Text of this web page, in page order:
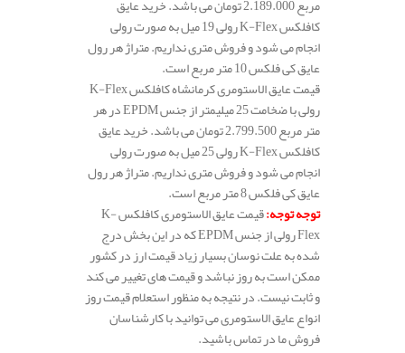
مربع 2.189.000 تومان می باشد. خرید عایق
کافلکس K-Flex رولی 19 میل به صورت رولی
انجام می شود و فروش متری نداریم. متراژ هر رول
عایق کی فلکس 10 متر مربع است.
قیمت عایق الاستومری کرمانشاه کافلکس K-Flex
رولی با ضخامت 25 میلیمتر از جنس EPDM در هر
متر مربع 2.799.500 تومان می باشد. خرید عایق
کافلکس K-Flex رولی 25 میل به صورت رولی
انجام می شود و فروش متری نداریم. متراژ هر رول
عایق کی فلکس 8 متر مربع است.
توجه توجه:
قیمت عایق الاستومری کافلکس K-
Flex رولی از جنس EPDM که در این بخش درج
شده به علت نوسان بسیار زیاد قیمت ارز در کشور
ممکن است به روز نباشد و قیمت های تغییر می کند
و ثابت نیست. در نتیجه به منظور استعلام قیمت روز
انواع عایق الاستومری می توانید با کارشناسان
فروش ما در تماس باشید.